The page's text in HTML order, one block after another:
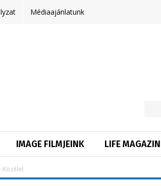
Médiaajánlatunk
IMAGE FILMJEINK LIFE MAGAZIN
Közélet